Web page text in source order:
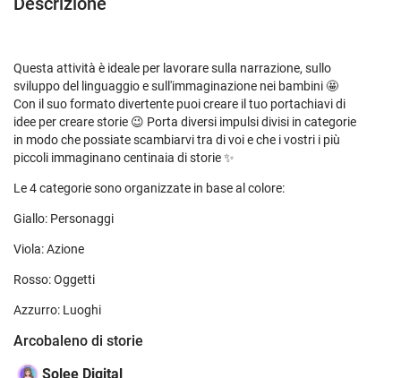
Questa attività è ideale per lavorare sulla narrazione, sullo
sviluppo del linguaggio e sull'immaginazione nei bambini 🤩
Con il suo formato divertente puoi creare il tuo portachiavi di
idee per creare storie 😉 Porta diversi impulsi divisi in categorie
in modo che possiate scambiarvi tra di voi e che i vostri i più
piccoli immaginano centinaia di storie ✨
Le 4 categorie sono organizzate in base al colore:
Giallo: Personaggi
Viola: Azione
Rosso: Oggetti
Azzurro: Luoghi
Arcobaleno di storie
Solee Digital